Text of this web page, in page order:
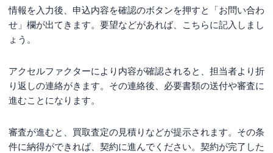
情報を入力後、申込内容を確認のボタンを押すと「お問い合わ
せ」欄が出てきます。要望などがあれば、こちらに記入しまし
ょう。
アクセルファクターにより内容が確認されると、担当者より折
り返しの連絡がきます。その連絡後、必要書類の送付や審査に
進むことになります。
審査が進むと、買取査定の見積りなどが提示されます。その条
件に納得ができれば、契約に進んでください。契約が完了した